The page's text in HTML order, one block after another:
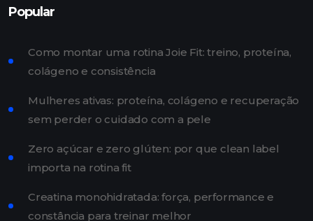
Popular
Como montar uma rotina Joie Fit: treino, proteína,
colágeno e consistência
Mulheres ativas: proteína, colágeno e recuperação
sem perder o cuidado com a pele
Zero açúcar e zero glúten: por que clean label
importa na rotina fit
Creatina monohidratada: força, performance e
constância para treinar melhor